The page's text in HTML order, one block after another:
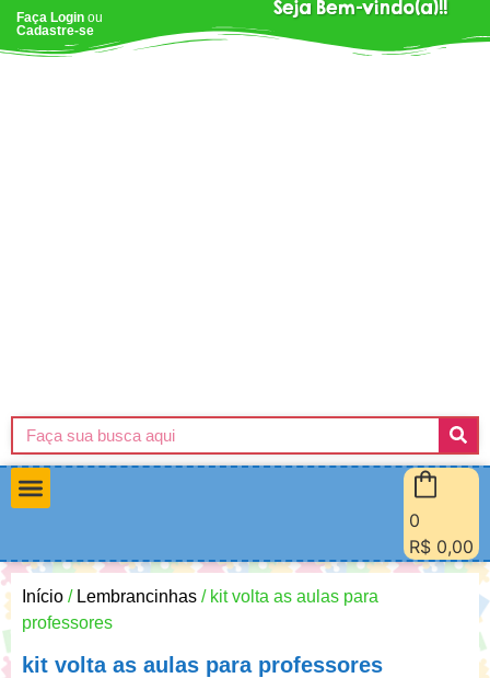
Faça Login ou
Cadastre-se
Seja Bem-vindo(a)!!
0
R$ 0,00
Início / Lembrancinhas / kit volta as aulas para
professores
kit volta as aulas para professores